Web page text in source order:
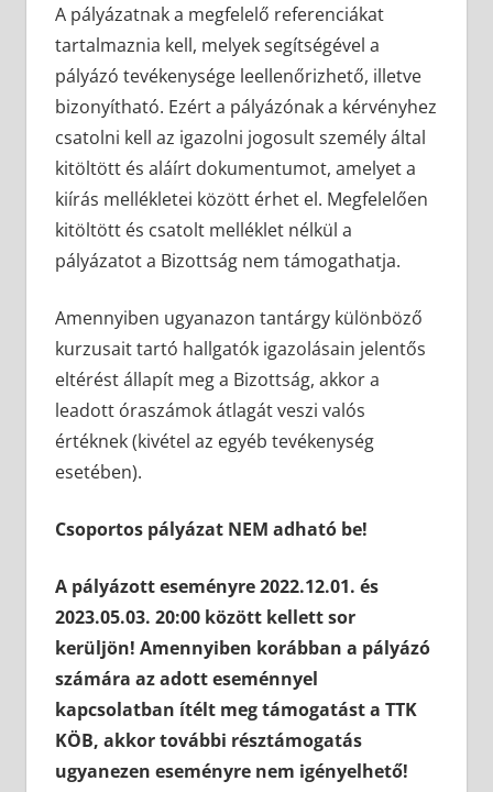
A pályázatnak a megfelelő referenciákat
tartalmaznia kell, melyek segítségével a
pályázó tevékenysége leellenőrizhető, illetve
bizonyítható. Ezért a pályázónak a kérvényhez
csatolni kell az igazolni jogosult személy által
kitöltött és aláírt dokumentumot, amelyet a
kiírás mellékletei között érhet el. Megfelelően
kitöltött és csatolt melléklet nélkül a
pályázatot a Bizottság nem támogathatja.
Amennyiben ugyanazon tantárgy különböző
kurzusait tartó hallgatók igazolásain jelentős
eltérést állapít meg a Bizottság, akkor a
leadott óraszámok átlagát veszi valós
értéknek (kivétel az egyéb tevékenység
esetében).
Csoportos pályázatNEM adható be!
A pályázott eseményre 2022.12.01. és
2023.05.03. 20:00 között kellett sor
kerüljön! Amennyiben korábban a pályázó
számára az adott eseménnyel
kapcsolatban ítélt meg támogatást a TTK
KÖB, akkor további résztámogatás
ugyanezen eseményre nem igényelhető!